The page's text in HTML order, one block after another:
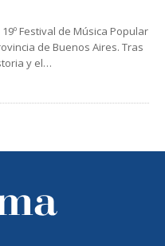
Festival de Música Popular
de Buenos Aires. Tras
y el…